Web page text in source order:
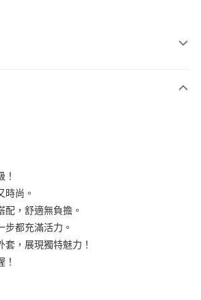
，台灣大哥大用戶可立即使用無須另外申請。
！
時尚。
配，舒適無負擔。
步都充滿活力。
，展現獨特魅力！
！